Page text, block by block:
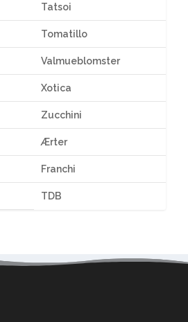
Tatsoi
Tomatillo
Valmueblomster
Xotica
Zucchini
Ærter
Franchi
TDB